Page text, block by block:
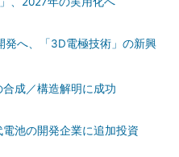
発へ、「3D電極技術」の新興
成／構造解明に成功
池の開発企業に追加投資